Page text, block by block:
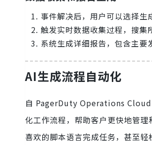
事件解决后，用户可以选择生
触发实时数据收集过程，搜集
系统生成详细报告，包含主要
AI生成流程自动化
自 PagerDuty Operations Cloud
化工作流程，帮助客户更快地管
喜欢的脚本语言完成任务，甚至轻